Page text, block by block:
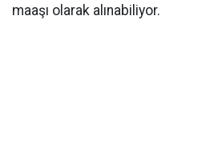
maaşı olarak alınabiliyor.